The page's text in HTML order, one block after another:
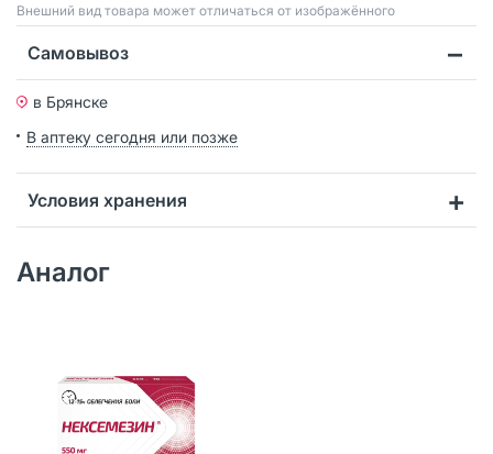
Bнешний вид товара может отличаться от изображённого
Самовывоз
в Брянске
В аптеку сегодня или позже
Условия хранения
Аналог